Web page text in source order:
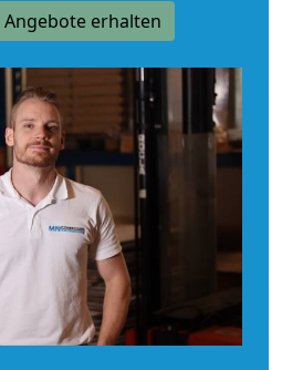
Angebote erhalten